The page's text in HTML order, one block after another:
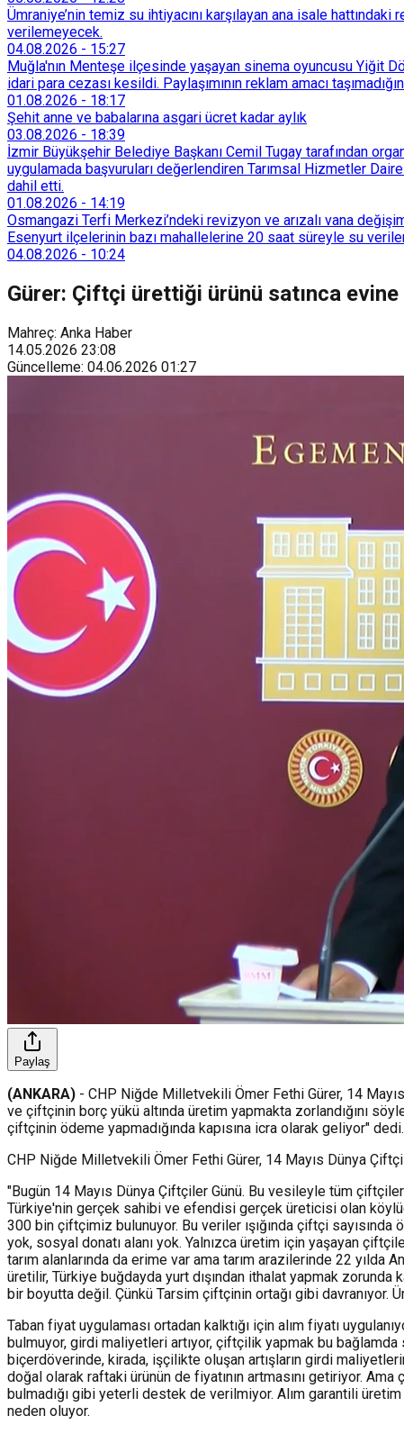
Ümraniye’nin temiz su ihtiyacını karşılayan ana isale
verilemeyecek.
04.08.2026 - 15:27
Muğla'nın Menteşe ilçesinde yaşayan sinema oyuncusu Yiğit
idari para cezası kesildi. Paylaşımının reklam amacı
01.08.2026 - 18:17
Şehit anne ve babalarına asgari ücret kadar aylık
03.08.2026 - 18:39
İzmir Büyükşehir Belediye Başkanı Cemil Tugay tarafından
uygulamada başvuruları değerlendiren Tarımsal Hizmetler
dahil etti.
01.08.2026 - 14:19
Osmangazi Terfi Merkezi’ndeki revizyon ve arızalı vana
Esenyurt ilçelerinin bazı mahallelerine 20 saat süreyle su
04.08.2026 - 10:24
Gürer: Çiftçi ürettiği ürünü satınca
Mahreç: Anka Haber
14.05.2026 23:08
Güncelleme: 04.06.2026 01:27
Paylaş
(ANKARA) - CHP Niğde Milletvekili Ömer Fethi Gürer, 14 Mayıs
ve çiftçinin borç yükü altında üretim yapmakta zorlandığını
çiftçinin ödeme yapmadığında kapısına icra olarak geliyor" dedi.
CHP Niğde Milletvekili Ömer Fethi Gürer, 14 Mayıs Dünya
"Bugün 14 Mayıs Dünya Çiftçiler Günü. Bu vesileyle tüm
Türkiye'nin gerçek sahibi ve efendisi gerçek üreticisi olan
300 bin çiftçimiz bulunuyor. Bu veriler ışığında çiftçi sayısında
yok, sosyal donatı alanı yok. Yalnızca üretim için yaşayan
tarım alanlarında da erime var ama tarım arazilerinde 22 yılda
üretilir, Türkiye buğdayda yurt dışından ithalat yapmak
bir boyutta değil. Çünkü Tarsim çiftçinin ortağı gibi davranıyor.
Taban fiyat uygulaması ortadan kalktığı için alım fiyatı
bulmuyor, girdi maliyetleri artıyor, çiftçilik yapmak bu
biçerdöverinde, kirada, işçilikte oluşan artışların girdi
doğal olarak raftaki ürünün de fiyatının artmasını getiriyor. Ama
bulmadığı gibi yeterli destek de verilmiyor. Alım garantili
neden oluyor.